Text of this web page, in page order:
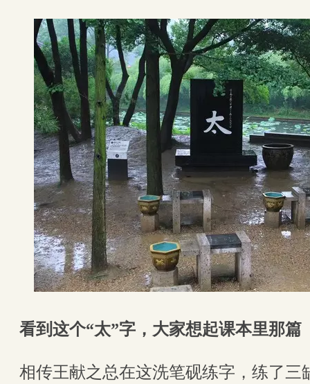
看到这个“太”字，大家想起课本里那篇
相传王献之总在这洗笔砚练字，练了三